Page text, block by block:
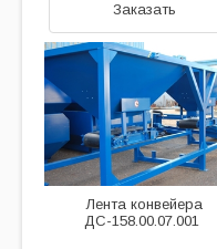
Заказать
Лента конвейера
ДС-158.00.07.001